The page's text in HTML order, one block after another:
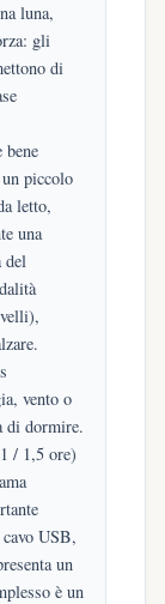
luna,
gli
di
bene
piccolo
letto,
una
del
vento o
di dormire.
/ 1,5 ore)
USB,
un
è un